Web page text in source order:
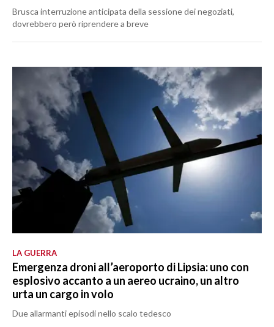
Brusca interruzione anticipata della sessione dei negoziati,
dovrebbero però riprendere a breve
LA GUERRA
Emergenza droni all’aeroporto di Lipsia: uno con
esplosivo accanto a un aereo ucraino, un altro
urta un cargo in volo
Due allarmanti episodi nello scalo tedesco